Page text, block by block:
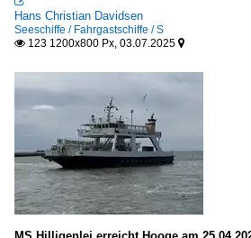
Hans Christian Davidsen
Seeschiffe / Fahrgastschiffe / S
 123 1200x800 Px, 03.07.2025 
MS Hilligenlei erreicht Hooge am